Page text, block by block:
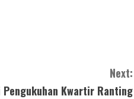
Next:
Kwartir Ranting